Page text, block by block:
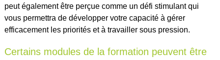
peut également être perçue comme un défi stimulant qui
vous permettra de développer votre capacité à gérer
efficacement les priorités et à travailler sous pression.
Certains modules de la formation peuvent être